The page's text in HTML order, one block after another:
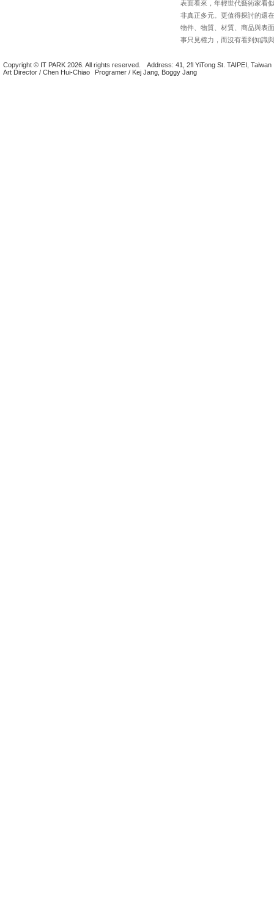
表面看來，年輕世代藝術家看
非真正多元。更值得探討的還
物件、物質、材質、商品與表
事只見權力，而沒有看到知識
Copyright © IT PARK 2026. All rights reserved.
Address: 41, 2fl YiTong St. TAIPEI, Taiwan
Art Director / Chen Hui-Chiao
Programer / Kej Jang, Boggy Jang